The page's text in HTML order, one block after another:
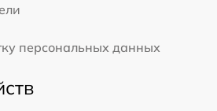
персональных данных